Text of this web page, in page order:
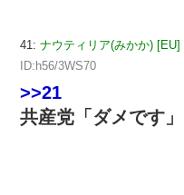
41: ナウティリア(みかか) [EU]
ID:h56/3WS70
>>21
共産党「ダメです」